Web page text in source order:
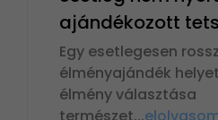
ajándékozott
Egy esetlegesen
élményajándék
élmény választása